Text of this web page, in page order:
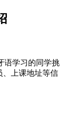
学习的同学挑
、上课地址等信